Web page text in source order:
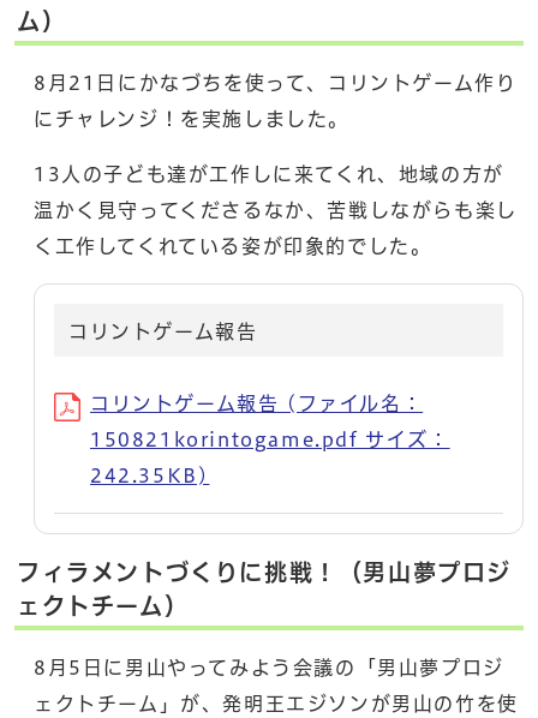
ム）
8月21日にかなづちを使って、コリントゲーム作り
にチャレンジ！を実施しました。
13人の子ども達が工作しに来てくれ、地域の方が
温かく見守ってくださるなか、苦戦しながらも楽し
く工作してくれている姿が印象的でした。
コリントゲーム報告
コリントゲーム報告 (ファイル名：
150821korintogame.pdf サイズ：
242.35KB)
フィラメントづくりに挑戦！（男山夢プロジ
ェクトチーム）
8月5日に男山やってみよう会議の「男山夢プロジ
ェクトチーム」が、発明王エジソンが男山の竹を使